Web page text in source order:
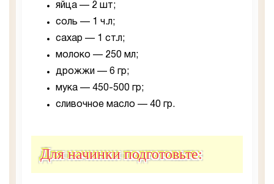
яйца — 2 шт;
соль — 1 ч.л;
сахар — 1 ст.л;
молоко — 250 мл;
дрожжи — 6 гр;
мука — 450-500 гр;
сливочное масло — 40 гр.
Для начинки подготовьте: